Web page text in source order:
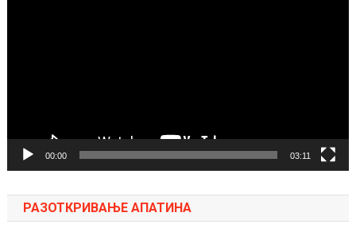
00:00 03:11
РАЗОТКРИВАЊЕ АПАТИНА